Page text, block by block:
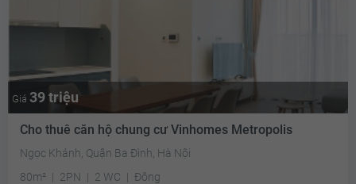
Giá 39 triệu
Cho thuê căn hộ chung cư Vinhomes Metropolis
Ngọc Khánh, Quận Ba Đình, Hà Nội
80m²
2PN 2 WC Đông